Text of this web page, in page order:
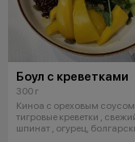
Боул с креветками
300 г
Киноа с ореховым соусом ,
тигровые креветки , свежий
шпинат , огурец, болгарский